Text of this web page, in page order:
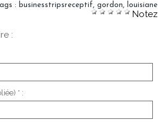
: businesstripsreceptif, gordon, louisiane
Notez
:
* :